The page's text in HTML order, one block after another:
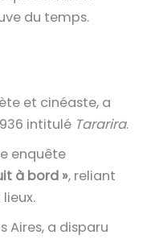
du temps.
et cinéaste, a
intitulé Tararira.
enquête
à bord », reliant
Aires, a disparu